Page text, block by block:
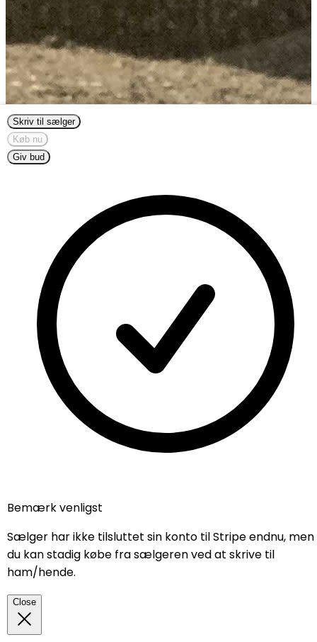
Skriv til sælger
Køb nu
Giv bud
Bemærk venligst
Sælger har ikke tilsluttet sin konto til Stripe endnu, men
du kan stadig købe fra sælgeren ved at skrive til
ham/hende.
Close